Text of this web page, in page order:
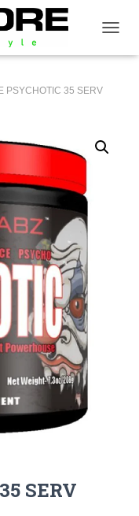
PSYCHOTIC 35 SERV
SERV